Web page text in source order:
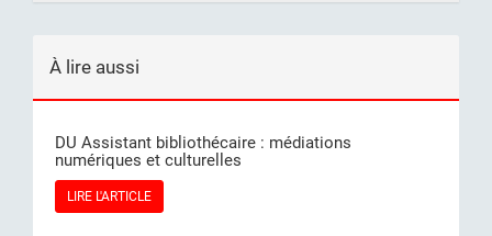
À lire aussi
DU Assistant bibliothécaire : médiations
numériques et culturelles
LIRE L'ARTICLE